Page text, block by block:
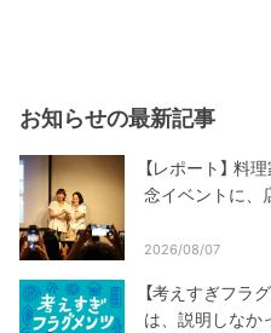
お知らせの最新記事
【レポート】 料
念イベントに、
2026/08/07
【考えすぎフラ
は、説明しなか